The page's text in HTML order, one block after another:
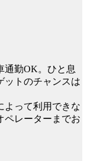
通勤OK。ひと息
ットのチャンスは
よって利用できな
ペレーターまでお